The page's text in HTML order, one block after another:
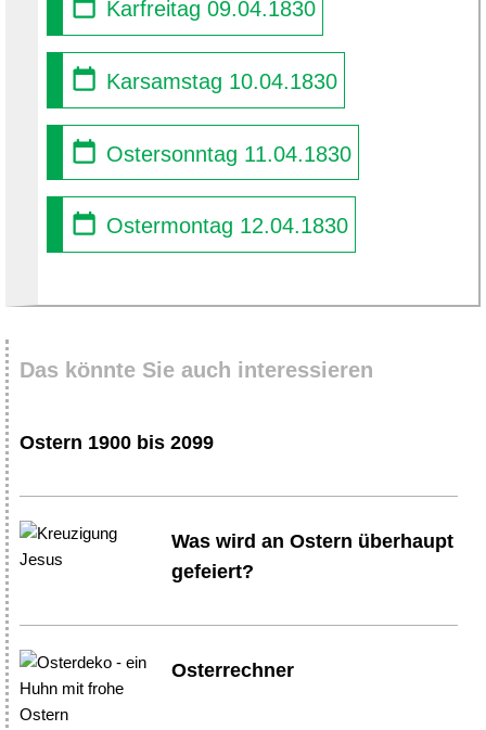
Karfreitag 09.04.1830
Karsamstag 10.04.1830
Ostersonntag 11.04.1830
Ostermontag 12.04.1830
Das könnte Sie auch interessieren
Ostern 1900 bis 2099
Was wird an Ostern überhaupt
gefeiert?
Osterrechner